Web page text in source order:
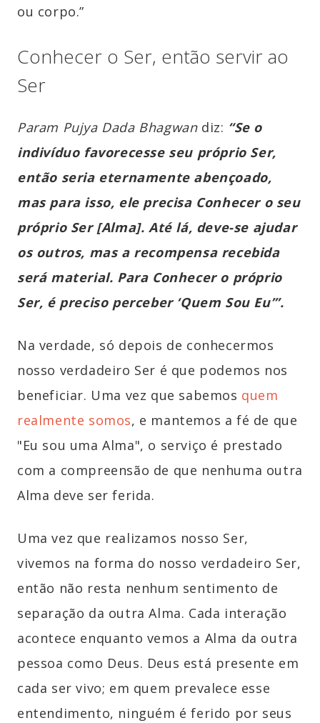
ou corpo.”
Conhecer o Ser, então servir ao
Ser
Param Pujya Dada Bhagwandiz: “Se o
indivíduo favorecesse seu próprio Ser,
então seria eternamente abençoado,
mas para isso, ele precisa Conhecer o seu
próprio Ser [Alma]. Até lá, deve-se ajudar
os outros, mas a recompensa recebida
será material. Para Conhecer o próprio
Ser, é preciso perceber ‘Quem Sou Eu’”.
Na verdade, só depois de conhecermos
nosso verdadeiro Ser é que podemos nos
beneficiar. Uma vez que sabemos quem
realmente somos, e mantemos a fé de que
"Eu sou uma Alma", o serviço é prestado
com a compreensão de que nenhuma outra
Alma deve ser ferida.
Uma vez que realizamos nosso Ser,
vivemos na forma do nosso verdadeiro Ser,
então não resta nenhum sentimento de
separação da outra Alma. Cada interação
acontece enquanto vemos a Alma da outra
pessoa como Deus. Deus está presente em
cada ser vivo; em quem prevalece esse
entendimento, ninguém é ferido por seus